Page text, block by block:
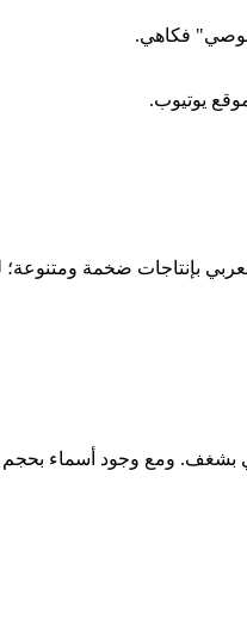
فكاهي.
يوتيوب.
بإنتاجات ضخمة ومتنوعة؛
بشغف. ومع وجود أسماء